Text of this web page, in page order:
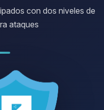
con dos niveles de
ataques